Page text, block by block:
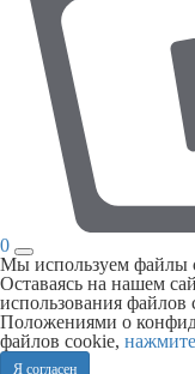
0
Мы используем файлы
Оставаясь на нашем
использования
Положениями о
файлов cookie, нажмите
Я согласен